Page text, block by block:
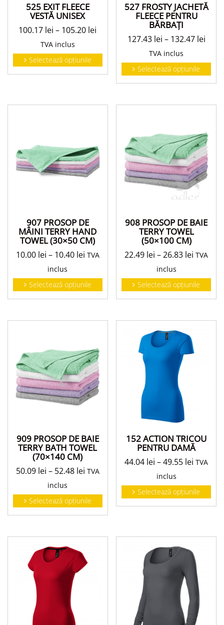
525 EXIT FLEECE
VESTĂ UNISEX
100.17 lei – 105.20 lei
TVA inclus
Selectează opțiunile
527 FROSTY JACHETĂ
FLEECE PENTRU
BĂRBAŢI
127.43 lei – 132.47 lei
TVA inclus
Selectează opțiunile
907 PROSOP DE
MÂINI TERRY HAND
TOWEL (30×50 CM)
10.00 lei – 10.40 lei TVA
inclus
Selectează opțiunile
908 PROSOP DE BAIE
TERRY TOWEL
(50×100 CM)
22.49 lei –26.83 lei TVA
inclus
Selectează opțiunile
909 PROSOP DE BAIE
TERRY BATH TOWEL
(70×140 CM)
50.09 lei – 52.48 lei TVA
inclus
Selectează opțiunile
152 ACTION TRICOU
PENTRU DAMĂ
44.04 lei –49.55 lei TVA
inclus
Selectează opțiunile